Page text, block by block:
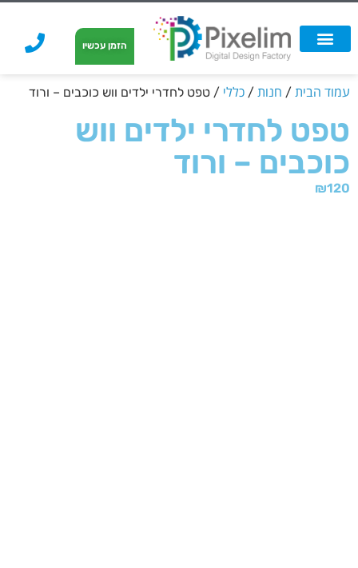
הזמן עכשיו
עמוד הבית / חנות / כללי / טפט לחדרי ילדים ווש כוכבים – ורוד
טפט לחדרי ילדים ווש
כוכבים – ורוד
₪120